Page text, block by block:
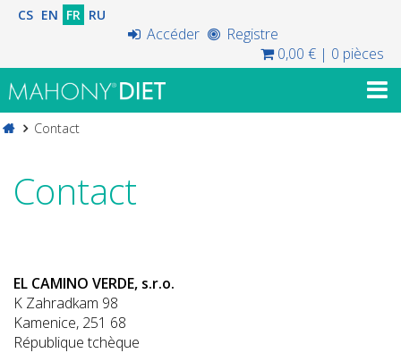
CS EN FR RU
Accéder
Registre
0,00 € | 0 pièces
Contact
Contact
EL CAMINO VERDE, s.r.o.
K Zahradkam 98
Kamenice, 251 68
République tchèque